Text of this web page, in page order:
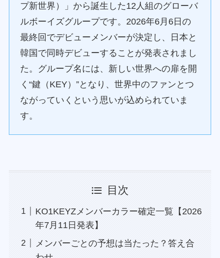
プ新世界）」から誕生した12人組のグローバ
ルボーイズグループです。2026年6月6日の
最終回でデビューメンバーが決定し、日本と
韓国で同時デビューすることが発表されまし
た。グループ名には、新しい世界への扉を開
く“鍵（KEY）”となり、世界中のファンとつ
ながっていくという思いが込められていま
す。
目次
KO1KEYZメンバーカラー確定一覧【2026
年7月11日発表】
メンバーごとの予想は当たった？答え合